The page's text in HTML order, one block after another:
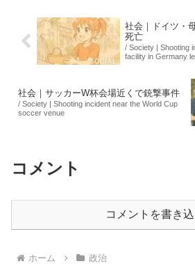
社会｜ドイツ・
死亡
/ Society | Shooting
facility in Germany
社会｜サッカーW杯会場近くで銃撃事件
/ Society | Shooting incident near the World Cup
soccer venue
コメント
コメントを書き
ホーム 政治